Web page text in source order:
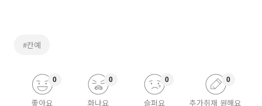
#칸예
좋아요
0
화나요
0
슬퍼요
0
추가취재 원해요
0